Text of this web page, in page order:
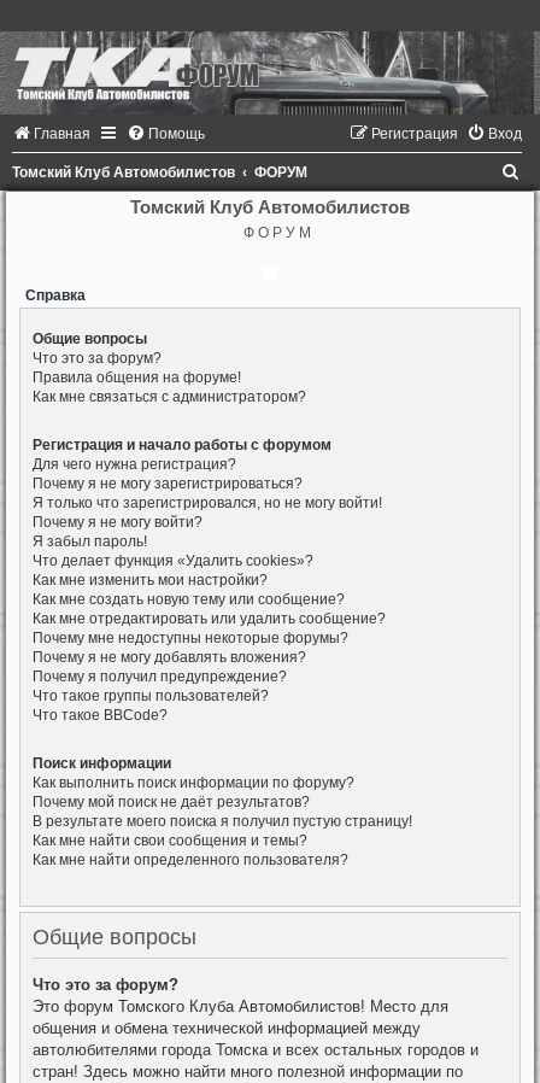
Главная Помощь Вход
Регистрация
Томский Клуб Автомобилистов ФОРУМ
Томский Клуб Автомобилистов
Ф О Р У М
Справка
Общие вопросы
Что это за форум?
Правила общения на форуме!
Как мне связаться с администратором?
Регистрация и начало работы с форумом
Для чего нужна регистрация?
Почему я не могу зарегистрироваться?
Я только что зарегистрировался, но не могу войти!
Почему я не могу войти?
Я забыл пароль!
Что делает функция «Удалить cookies»?
Как мне изменить мои настройки?
Как мне создать новую тему или сообщение?
Как мне отредактировать или удалить сообщение?
Почему мне недоступны некоторые форумы?
Почему я не могу добавлять вложения?
Почему я получил предупреждение?
Что такое группы пользователей?
Что такое BBCode?
Поиск информации
Как выполнить поиск информации по форуму?
Почему мой поиск не даёт результатов?
В результате моего поиска я получил пустую страницу!
Как мне найти свои сообщения и темы?
Как мне найти определенного пользователя?
Общие вопросы
Что это за форум?
Это форум Томского Клуба Автомобилистов! Место для
общения и обмена технической информацией между
автолюбителями города Томска и всех остальных городов и
стран! Здесь можно найти много полезной информации по